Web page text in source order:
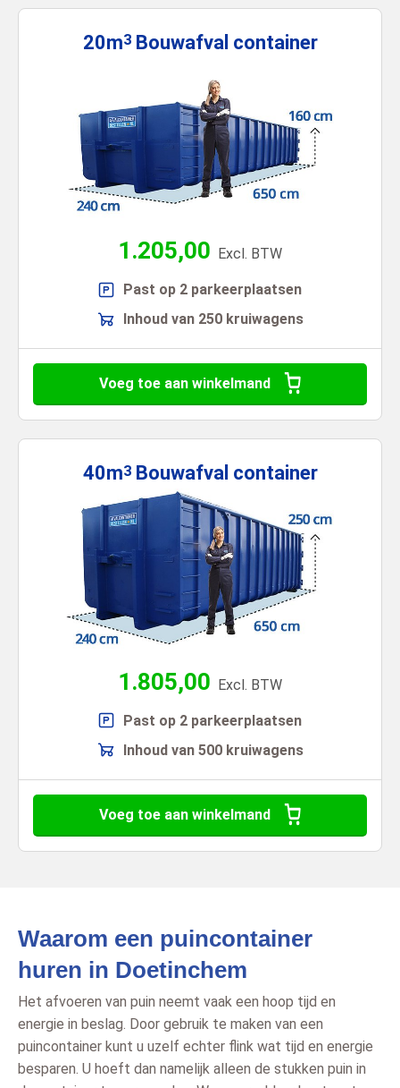
20m3 Bouwafval container
1.205,00 Excl. BTW
Past op 2 parkeerplaatsen
Inhoud van 250 kruiwagens
Voeg toe aan winkelmand
40m3 Bouwafval container
1.805,00 Excl. BTW
Past op 2 parkeerplaatsen
Inhoud van 500 kruiwagens
Voeg toe aan winkelmand
Waarom een puincontainer
huren in Doetinchem
Het afvoeren van puin neemt vaak een hoop tijd en
energie in beslag. Door gebruik te maken van een
puincontainer kunt u uzelf echter flink wat tijd en energie
besparen. U hoeft dan namelijk alleen de stukken puin in